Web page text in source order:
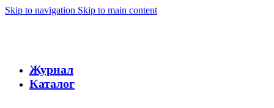
Skip to navigation Skip to main content
Журнал
Каталог